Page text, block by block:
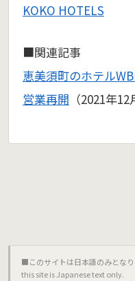
KOKO HOTELS
■関連記事
恵美須町のホテル
営業再開 （2021年12
■このサイトは日本語のみとな
this site is Japanese text only.